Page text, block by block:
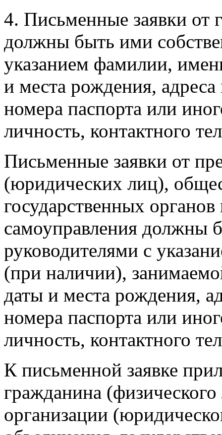
4. Письменные заявки от
должны быть ими
указанием фамилии,
и места рождения,
номера паспорта или
личность, контактного
Письменные заявки от
(юридических лиц),
государственных
самоуправления должны
руководителями с
(при наличии),
даты и места рождения,
номера паспорта или
личность, контактного
К письменной заявке
гражданина (физического
организации